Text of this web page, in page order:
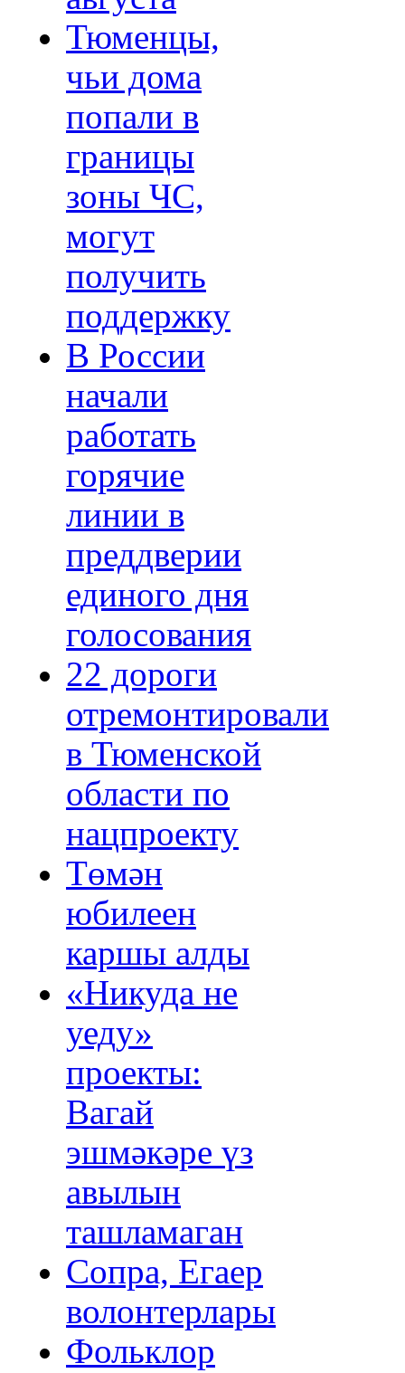
Тюменцы,
чьи дома
попали в
границы
зоны ЧС,
могут
получить
поддержку
В России
начали
работать
горячие
линии в
преддверии
единого дня
голосования
22 дороги
отремонтировали
в Тюменской
области по
нацпроекту
Төмән
юбилеен
каршы алды
«Никуда не
уеду»
проекты:
Вагай
эшмәкәре үз
авылын
ташламаган
Сопра, Егаер
волонтерлары
Фольклор